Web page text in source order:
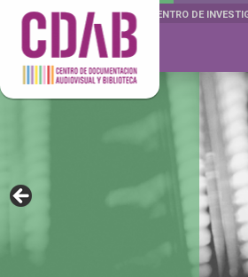
DOCUMENTA DRAMÁTICAS CENTRO DE